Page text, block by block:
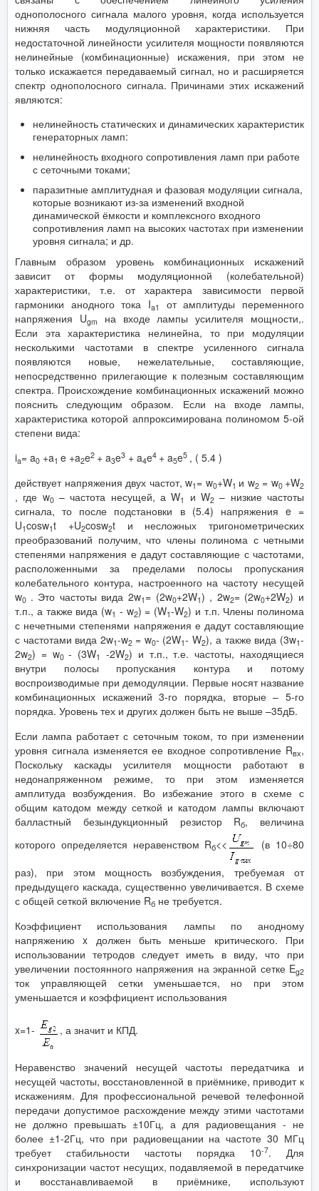
однополосного сигнала малого уровня, когда используется
нижняя часть модуляционной характеристики. При
недостаточной линейности усилителя мощности появляются
нелинейные (комбинационные) искажения, при этом не
только искажается передаваемый сигнал, но и расширяется
спектр однополосного сигнала. Причинами этих искажений
являются:
нелинейность статических и динамических характеристик
генераторных ламп:
нелинейность входного сопротивления ламп при работе
с сеточными токами;
паразитные амплитудная и фазовая модуляции сигнала,
которые возникают из-за изменений входной
динамической ёмкости и комплексного входного
сопротивления ламп на высоких частотах при изменении
уровня сигнала; и др.
Главным образом уровень комбинационных искажений
зависит от формы модуляционной (колебательной)
характеристики, т.е. от характера зависимости первой
гармоники анодного тока Ia1
от амплитуды переменного
напряжения Ugm
на входе лампы усилителя мощности,.
Если эта характеристика нелинейна, то при модуляции
несколькими частотами в спектре усиленного сигнала
появляются новые, нежелательные, составляющие,
непосредственно прилегающие к полезным составляющим
спектра. Происхождение комбинационных искажений можно
пояснить следующим образом. Если на входе лампы,
характеристика которой аппроксимирована полиномом 5-ой
степени вида:
ia= a0 +a1 e +a2e2 + a3e3 + a4e4 + a5e5 , ( 5.4 )
действует напряжения двух частот, w1 = w0+W1 и w2= w0 +W2
, где w0– частота несущей, а W1 и W2 – низкие частоты
сигнала, то после подстановки в (5.4) напряжения e =
U1cosw1t +U2cosw2t и несложных тригонометрических
преобразований получим, что члены полинома с четными
степенями напряжения е дадут составляющие с частотами,
расположенными за пределами полосы пропускания
колебательного контура, настроенного на частоту несущей
w0 . Это частоты вида 2w1 = (2w0+2W1) , 2w2= (2w0+2W2) и
т.п., а также вида (w1 - w2) = (W1-W2) и т.п. Члены полинома
с нечетными степенями напряжения е дадут составляющие
с частотами вида 2w1-w2 = w0- (2W1- W2), а также вида (3w1-
2w2) = w0- (3W1 -2W2) и т.п., т.е. частоты, находящиеся
внутри полосы пропускания контура и потому
воспроизводимые при демодуляции. Первые носят название
комбинационных искажений 3-го порядка, вторые – 5-го
порядка. Уровень тех и других должен быть не выше –35дБ.
Если лампа работает с сеточным током, то при изменении
уровня сигнала изменяется ее входное сопротивление Rвх,
Поскольку каскады усилителя мощности работают в
недонапряженном режиме, то при этом изменяется
амплитуда возбуждения. Во избежание этого в схеме с
общим катодом между сеткой и катодом лампы включают
балластный безындукционный резистор Rб, величина
которого определяется неравенством Rб<<
(в 10÷80
раз), при этом мощность возбуждения, требуемая от
предыдущего каскада, существенно увеличивается. В схеме
с общей сеткой включение Rб не требуется.
Коэффициент использования лампы по анодному
напряжению x должен быть меньше критического. При
использовании тетродов следует иметь в виду, что при
увеличении постоянного напряжения на экранной сетке Eg2
ток управляющей сетки уменьшается, но при этом
уменьшается и коэффициент использования
x=1- , а значит и КПД.
Неравенство значений несущей частоты передатчика и
несущей частоты, восстановленной в приёмнике, приводит к
искажениям. Для профессиональной речевой телефонной
передачи допустимое расхождение между этими частотами
не должно превышать ±10Гц, а для радиовещания - не
более ±1-2Гц, что при радиовещании на частоте 30 МГц
требует стабильности частоты порядка 10-7. Для
синхронизации частот несущих, подавляемой в передатчике
и восстанавливаемой в приёмнике, используют